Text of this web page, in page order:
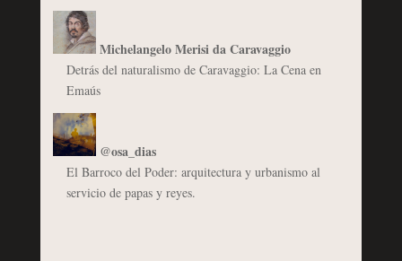
Michelangelo Merisi da Caravaggio
Detrás del naturalismo de Caravaggio: La Cena en
Emaús
@osa_dias
El Barroco del Poder: arquitectura y urbanismo al
servicio de papas y reyes.